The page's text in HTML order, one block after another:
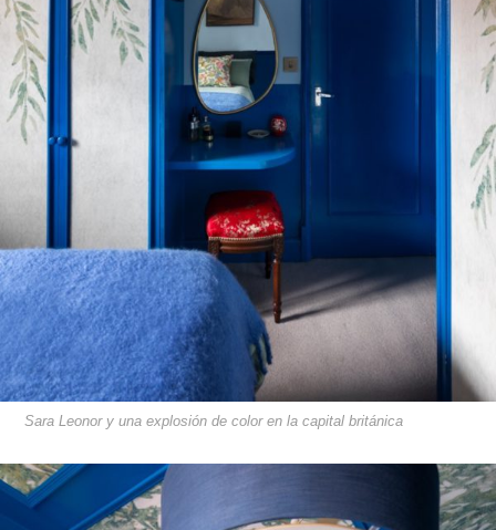
Sara Leonor y una explosión de color en la capital británica